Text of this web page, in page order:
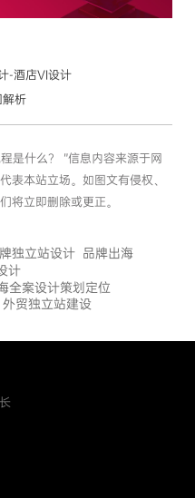
-酒店VI设计
解析
是什么？ ”信息内容来源于网
表本站立场。如图文有侵权、
将立即删除或更正。
独立站设计 品牌出海
计
全案设计策划定位
外贸独立站建设